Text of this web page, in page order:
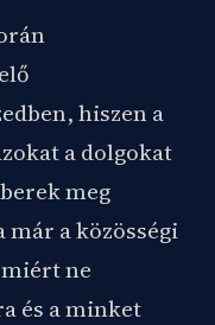
hiszen a
a dolgokat
meg
már a közösségi
ne
és a minket